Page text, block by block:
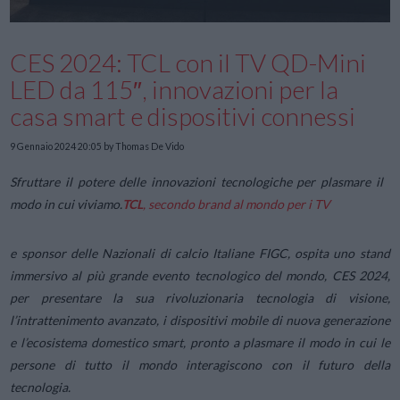
CES 2024: TCL con il TV QD-Mini
LED da 115″, innovazioni per la
casa smart e dispositivi connessi
9 Gennaio 2024 20:05 by Thomas De Vido
Sfruttare il potere delle innovazioni tecnologiche per plasmare il
modo in cui viviamo.TCL, secondo brand al mondo per i TV
e sponsor delle Nazionali di calcio Italiane FIGC, ospita uno stand
immersivo al più grande evento tecnologico del mondo, CES 2024,
per presentare la sua rivoluzionaria tecnologia di visione,
l’intrattenimento avanzato, i dispositivi mobile di nuova generazione
e l’ecosistema domestico smart, pronto a plasmare il modo in cui le
persone di tutto il mondo interagiscono con il futuro della
tecnologia.